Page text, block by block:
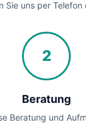
Sie uns per Telefon
2
Beratung
Beratung und